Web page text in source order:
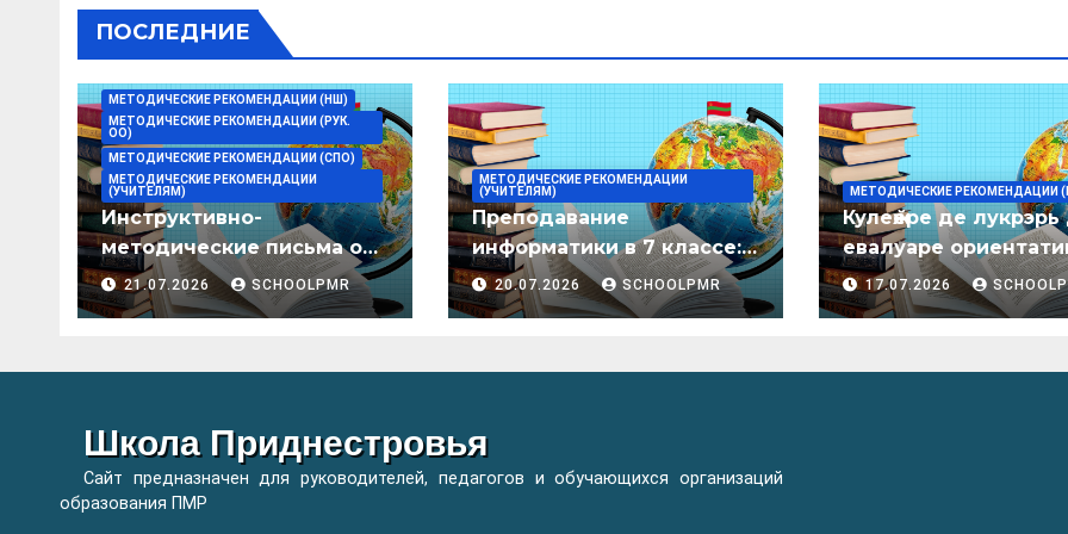
ПОСЛЕДНИЕ
МЕТОДИЧЕСКИЕ РЕКОМЕНДАЦИИ (НШ)
МЕТОДИЧЕСКИЕ РЕКОМЕНДАЦИИ (РУК.
ОО)
МЕТОДИЧЕСКИЕ РЕКОМЕНДАЦИИ (СПО)
МЕТОДИЧЕСКИЕ РЕКОМЕНДАЦИИ
(УЧИТЕЛЯМ)
Инструктивно-
методические письма о
преподавании учебных
предметов/дисциплин в
образования ПМР на
21.07.2026 SCHOOLPMR
МЕТОДИЧЕСКИЕ РЕКОМЕНДАЦИИ
(УЧИТЕЛЯМ)
Преподавание
информатики в 7 классе:
методическое пособие
20.07.2026 SCHOOLPMR
МЕТОДИЧЕСКИЕ РЕКОМЕНДАЦИИ
Кулеӂере де лукрэрь
евалуаре
лимба
пентру елевий
организациилор де
17.07.2026
Школа Приднестровья
Сайт предназначен для руководителей, педагогов и обучающихся организаций
образования ПМР